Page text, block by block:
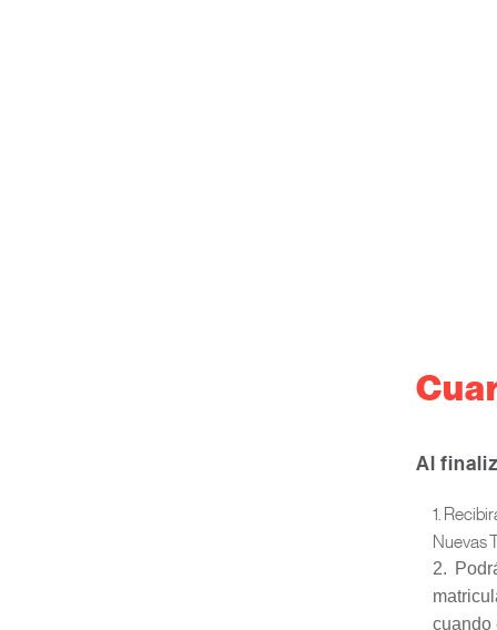
Al
1.
Nuevas
2.
cuando